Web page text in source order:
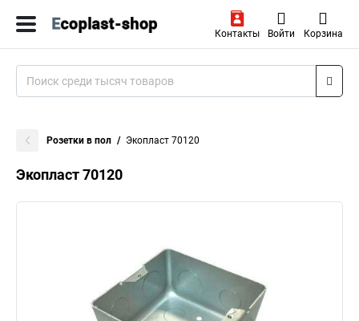
Контакты Войти Корзина
Розетки в пол Экопласт 70120
Экопласт 70120